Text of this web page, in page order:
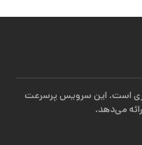
نوری است. این سرویس پرسرعت